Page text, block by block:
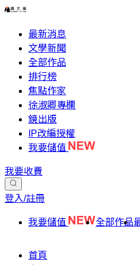
最新消息
文學新聞
全部作品
排行榜
焦點作家
徐淑卿專欄
鏡出版
IP改編授權
我要儲值
我要收費
登入/註冊
我要儲值 全部作品
首頁